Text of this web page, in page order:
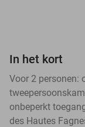
In het kort
Voor 2 personen:
onbeperkt
des Hautes